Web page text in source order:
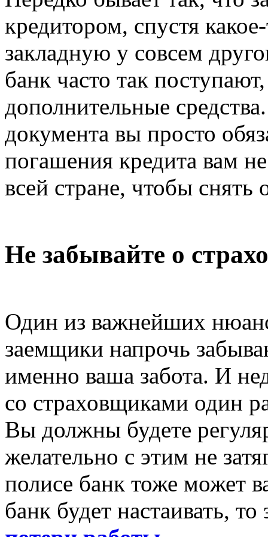
кредитором, спустя
закладную у совсем
банк часто так
дополнительные
документа вы просто
погашения кредита вам
всей стране, чтобы
Не забывайте о
Один из важнейших
заемщики напрочь
именно ваша забота. И
со страховщиками один
Вы должны будете
желательно с этим не
полисе банк тоже может
банк будет настаивать,